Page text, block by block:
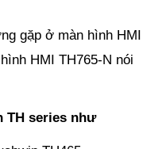
gặp ở màn hình HMI
HMI TH765-N nói
TH series như